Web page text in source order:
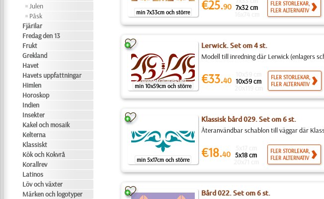
Julen
Påsk
Fjärilar
Fredag den 13
Frukt
Grekland
Havet
Havets uppfattningar
Himlen
Horoskop
Indien
Insekter
Kakel och mosaik
Kelterna
Klassiskt
Kök och Kokvrå
Korallrev
Latinos
Löv och växter
Märken och logotyper
min 7x33cm och större €25.90 7x32 cm
FLER STORLEKAR,
FLER ALTERNATIV
min 10x59cm och större
Lerwick. Set om 4 st.
Modell till inredning där Lerwick (enlagers
€33.40 10x59 cm
FLER STORLEKAR,
FLER ALTERNATIV
min 5x17cm och större
Klassisk bård 029. Set om 6 st.
Återanvändbar schablon till väggar där
€18.40 5x18 cm
FLER STORLEKAR,
FLER ALTERNATIV
Bård 022. Set om 6 st.